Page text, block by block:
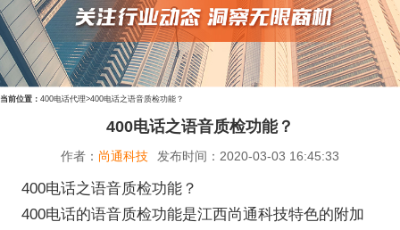
当前位置： 400电话代理>400电话之语音质检功能？
400电话之语音质检功能？
作者： 尚通科技 发布时间： 2020-03-03 16:45:33
400电话之语音质检功能？
400电话的语音质检功能是江西尚通科技特色的附加